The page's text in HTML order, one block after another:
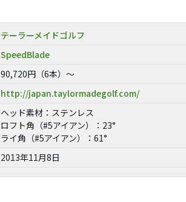
テーラーメイドゴルフ
SpeedBlade
90,720円（6本）～
http://japan.taylormadegolf.com/
ヘッド素材：ステンレス
ロフト角（#5アイアン）：23°
ライ角（#5アイアン）：61°
2013年11月8日